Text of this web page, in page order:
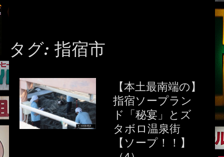
タグ: 指宿市
【本土最南端の】
指宿ソープラン
ド「秘宴」とズ
タボロ温泉街
【ソープ！！】